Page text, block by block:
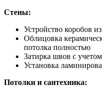
Стены:
Устройство коробов
Облицовка
потолка полностью
Затирка швов с
Установка
Потолки и сантехника: